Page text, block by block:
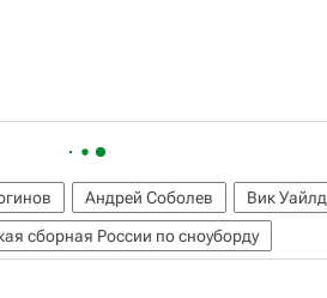
Андрей Соболев
Вик Уайлд
сборная России по сноуборду